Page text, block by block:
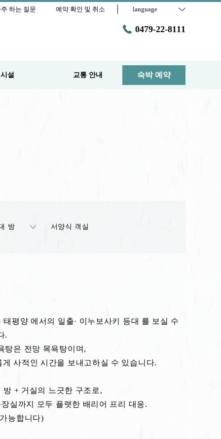
하는 질문 예약 확인 및 취소 language
0479-22-8111
설 교통 안내 숙박 예약
방 서양식 객실
평양 에서의 일출· 이누보사키 등대 를 보실 수
.
탕은 전망 목욕탕이며,
사적인 시간을 보내고하실 수 있습니다.
방 + 거실의 느긋한 구조로,
실까지 모두 플랫한 배리어 프리 대응.
능합니다)